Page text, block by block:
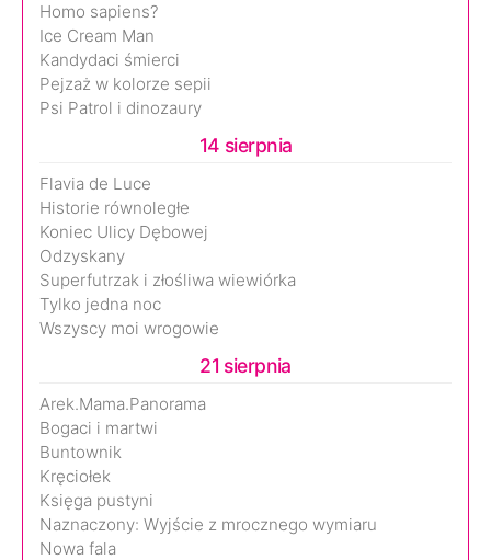
Homo sapiens?
Ice Cream Man
Kandydaci śmierci
Pejzaż w kolorze sepii
Psi Patrol i dinozaury
14 sierpnia
Flavia de Luce
Historie równoległe
Koniec Ulicy Dębowej
Odzyskany
Superfutrzak i złośliwa wiewiórka
Tylko jedna noc
Wszyscy moi wrogowie
21 sierpnia
Arek.Mama.Panorama
Bogaci i martwi
Buntownik
Kręciołek
Księga pustyni
Naznaczony: Wyjście z mrocznego wymiaru
Nowa fala